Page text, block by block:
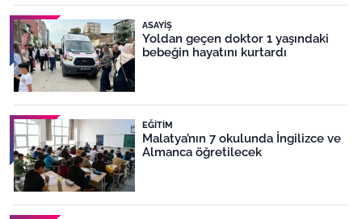
ASAYIŞ
Yoldan geçen doktor 1 yaşındaki
bebeğin hayatını kurtardı
EĞITIM
Malatya’nın 7 okulunda İngilizce ve
Almanca öğretilecek